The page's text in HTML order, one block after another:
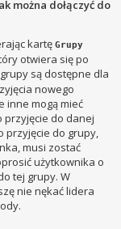
można dołączyć do
kartęGrupy
otwiera się po
są dostępne dla
nowego
inne mogą mieć
przyjęcie do danej
przyjęcie do grupy,
musi zostać
użytkownika o
tej grupy. W
nie nękać lidera